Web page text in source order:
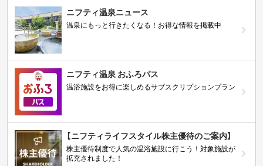
ニフティ温泉ニュース
温泉にもっと行きたくなる！お得な情報を掲載中
ニフティ温泉 おふろパス
温浴施設をお得に楽しめるサブスクリプションプラン
【ニフティライフスタイル株主優待のご案内】
株主優待制度で人気の温浴施設に行こう！対象施設が
拡充されました！